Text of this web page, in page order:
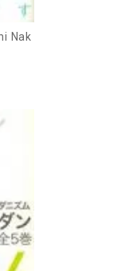
Nak